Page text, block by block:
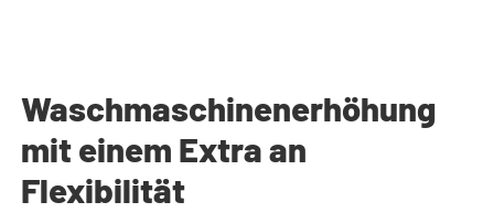
Waschmaschinenerhöhung
mit einem Extra an
Flexibilität